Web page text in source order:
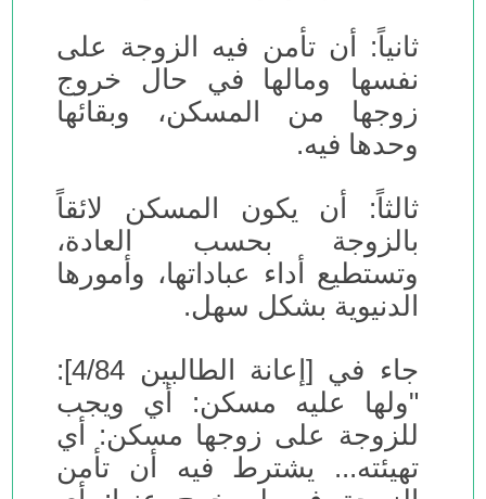
ثانياً: أن تأمن فيه الزوجة على
نفسها ومالها في حال خروج
زوجها من المسكن، وبقائها
وحدها فيه.
ثالثاً: أن يكون المسكن لائقاً
بالزوجة بحسب العادة،
وتستطيع أداء عباداتها، وأمورها
الدنيوية بشكل سهل.
جاء في [إعانة الطالبين 4/84]:
"ولها عليه مسكن: أي ويجب
للزوجة على زوجها مسكن: أي
تهيئته... يشترط فيه أن تأمن